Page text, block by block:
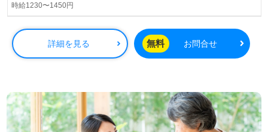
時給1230〜1450円
詳細を見る 無料 お問合せ